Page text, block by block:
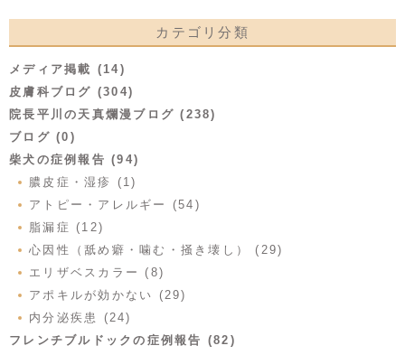
カテゴリ分類
メディア掲載 (14)
皮膚科ブログ (304)
院長平川の天真爛漫ブログ (238)
ブログ (0)
柴犬の症例報告 (94)
膿皮症・湿疹 (1)
アトピー・アレルギー (54)
脂漏症 (12)
心因性（舐め癖・噛む・掻き壊し） (29)
エリザベスカラー (8)
アポキルが効かない (29)
内分泌疾患 (24)
フレンチブルドックの症例報告 (82)